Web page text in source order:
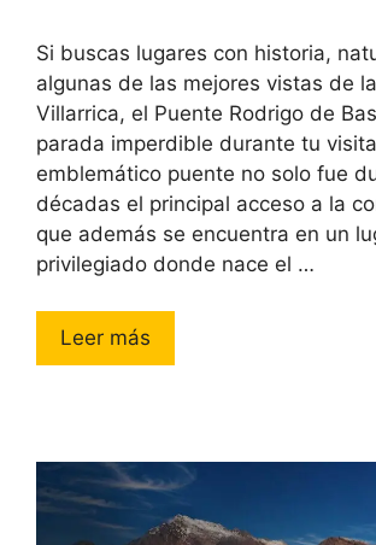
Si buscas lugares con historia,
algunas de las mejores vistas de
Villarrica, el Puente Rodrigo de
parada imperdible durante tu
emblemático puente no solo fue
décadas el principal acceso a la
que además se encuentra en un
privilegiado donde nace el …
Leer más